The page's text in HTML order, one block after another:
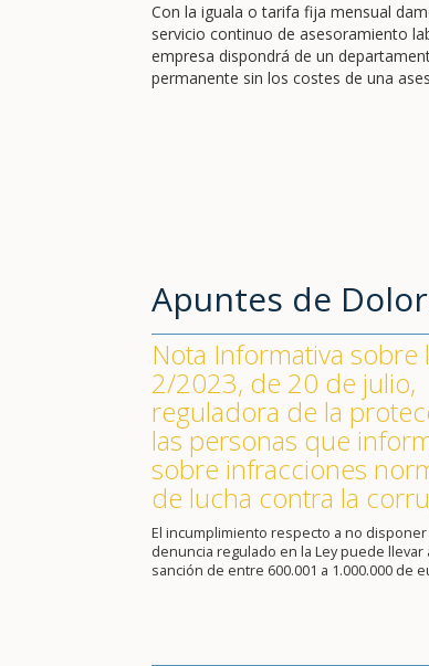
Con la iguala o tarifa fija mensual
servicio continuo de asesoramiento
empresa dispondrá de un
permanente sin los costes de una
Apuntes de
Nota Informativa sobre
2/2023, de 20 de julio,
reguladora de la
las personas que
sobre infracciones
de lucha contra la
El incumplimiento respecto a no disponer
denuncia regulado en la Ley puede llevar
sanción de entre 600.001 a 1.000.000 de